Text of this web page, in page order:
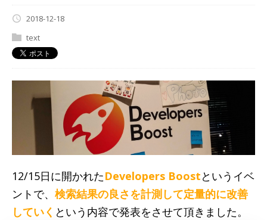
2018-12-18
text
12/15日に開かれたDevelopers Boostというイベ
ントで、 検索結果の良さを計測して定量的に改善
していく という内容で発表をさせて頂きました。